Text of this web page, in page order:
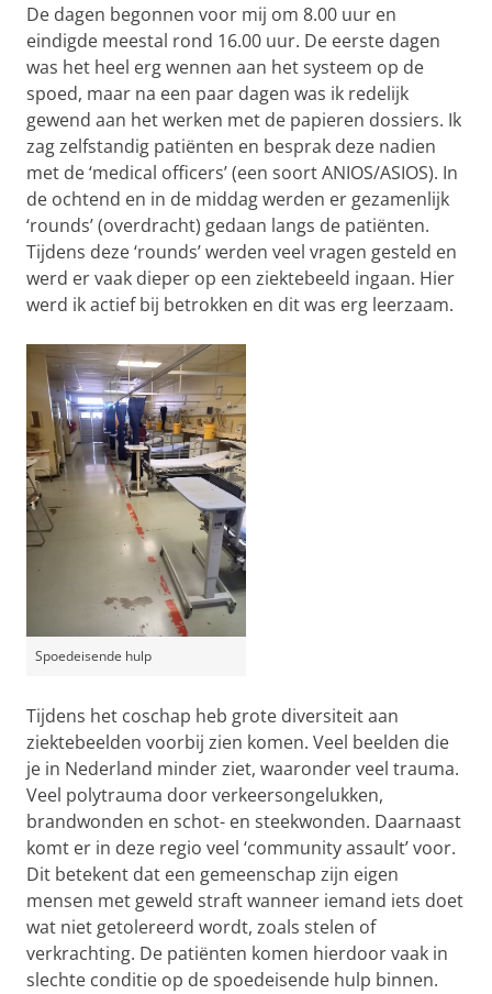
De dagen begonnen voor mij om 8.00 uur en
eindigde meestal rond 16.00 uur. De eerste dagen
was het heel erg wennen aan het systeem op de
spoed, maar na een paar dagen was ik redelijk
gewend aan het werken met de papieren dossiers. Ik
zag zelfstandig patiënten en besprak deze nadien
met de ‘medical officers’ (een soort ANIOS/ASIOS). In
de ochtend en in de middag werden er gezamenlijk
‘rounds’ (overdracht) gedaan langs de patiënten.
Tijdens deze ‘rounds’ werden veel vragen gesteld en
werd er vaak dieper op een ziektebeeld ingaan. Hier
werd ik actief bij betrokken en dit was erg leerzaam.
Spoedeisende hulp
Tijdens het coschap heb grote diversiteit aan
ziektebeelden voorbij zien komen. Veel beelden die
je in Nederland minder ziet, waaronder veel trauma.
Veel polytrauma door verkeersongelukken,
brandwonden en schot- en steekwonden. Daarnaast
komt er in deze regio veel ‘community assault’ voor.
Dit betekent dat een gemeenschap zijn eigen
mensen met geweld straft wanneer iemand iets doet
wat niet getolereerd wordt, zoals stelen of
verkrachting. De patiënten komen hierdoor vaak in
slechte conditie op de spoedeisende hulp binnen.